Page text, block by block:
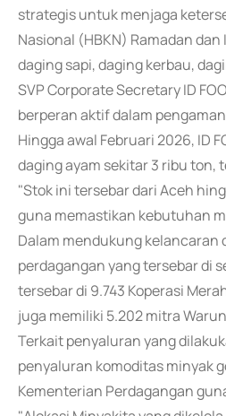
strategis untuk menjaga
Nasional (HBKN) Ramadan
daging sapi, daging kerbau,
SVP Corporate Secretary ID
berperan aktif dalam
Hingga awal Februari 2026, ID
daging ayam sekitar 3 ribu ton,
"Stok ini tersebar dari Aceh
guna memastikan kebutuhan
Dalam mendukung kelancaran
perdagangan yang tersebar di
tersebar di 9.743 Koperasi
juga memiliki 5.202 mitra
Terkait penyaluran yang
penyaluran komoditas minyak
Kementerian Perdagangan